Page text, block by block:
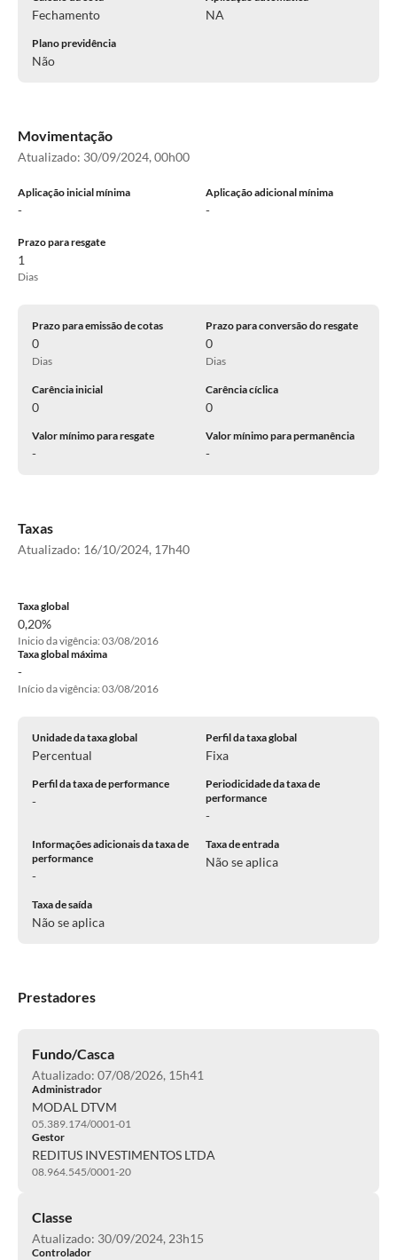
Fechamento NA
Plano previdência
Não
Movimentação
Atualizado: 30/09/2024, 00h00
Aplicação inicial mínima
-
Aplicação adicional mínima
-
Prazo para resgate
1
Dias
Prazo para emissão de cotas
0
Dias
Prazo para conversão do resgate
0
Dias
Carência inicial
0
Carência cíclica
0
Valor mínimo para resgate
-
Valor mínimo para permanência
-
Taxas
Atualizado: 16/10/2024, 17h40
Taxa global
0,20%
Inicio da vigência: 03/08/2016
Taxa global máxima
-
Início da vigência: 03/08/2016
Unidade da taxa global
Percentual
Perfil da taxa global
Fixa
Perfil da taxa de performance
-
Periodicidade da taxa de
performance
-
Informações adicionais da taxa de
performance
-
Taxa de entrada
Não se aplica
Taxa de saída
Não se aplica
Prestadores
Fundo/Casca
Atualizado: 07/08/2026, 15h41
Administrador
MODAL DTVM
05.389.174/0001-01
Gestor
REDITUS INVESTIMENTOS LTDA
08.964.545/0001-20
Classe
Atualizado: 30/09/2024, 23h15
Controlador